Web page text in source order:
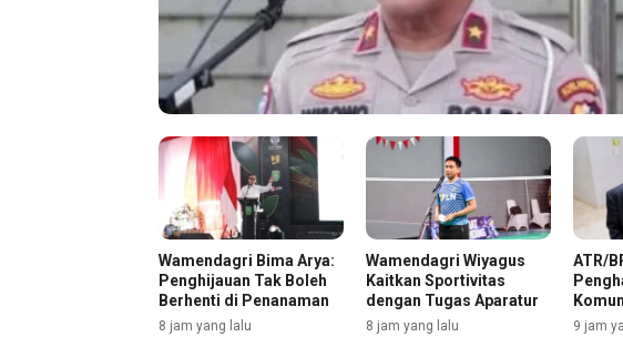
Wamendagri Bima Arya:
Penghijauan Tak Boleh
Berhenti di Penanaman
8 jam yang lalu
Wamendagri Wiyagus
Kaitkan Sportivitas
dengan Tugas Aparatur
8 jam yang lalu
ATR/
The
9 jam